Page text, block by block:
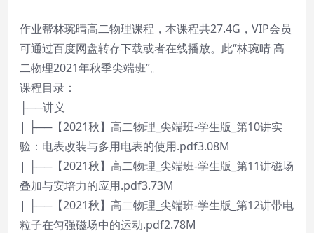
作业帮林琬晴高二物理课程，本课程共27.4G，VIP会员
可通过百度网盘转存下载或者在线播放。此“林琬晴 高
二物理2021年秋季尖端班”。
课程目录：
├──讲义
| ├──【2021秋】高二物理_尖端班-学生版_第10讲实
验：电表改装与多用电表的使用.pdf3.08M
| ├──【2021秋】高二物理_尖端班-学生版_第11讲磁场
叠加与安培力的应用.pdf3.73M
| ├──【2021秋】高二物理_尖端班-学生版_第12讲带电
粒子在匀强磁场中的运动.pdf2.78M